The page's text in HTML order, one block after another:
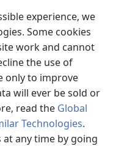
experience, we
Some cookies
work and cannot
the use of
only to improve
will ever be sold or
read the Global
Technologies.
any time by going